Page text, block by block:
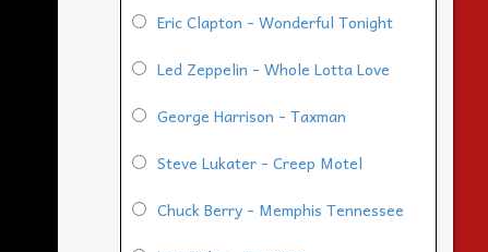
Eric Clapton - Wonderful Tonight
Led Zeppelin - Whole Lotta Love
George Harrison - Taxman
Steve Lukater - Creep Motel
Chuck Berry - Memphis Tennessee